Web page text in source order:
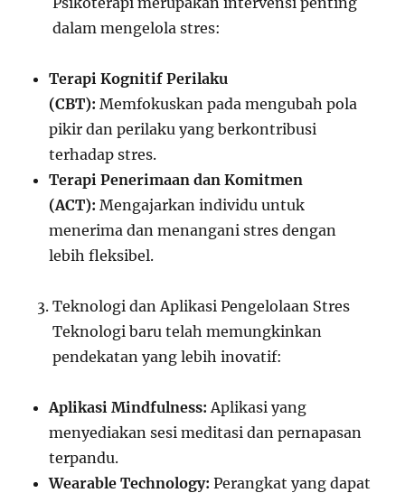
dalam mengelola stres:
Terapi Kognitif Perilaku
(CBT): Memfokuskan pada mengubah pola
pikir dan perilaku yang berkontribusi
terhadap stres.
Terapi Penerimaan dan Komitmen
(ACT): Mengajarkan individu untuk
menerima dan menangani stres dengan
lebih fleksibel.
Teknologi dan Aplikasi Pengelolaan Stres
Teknologi baru telah memungkinkan
pendekatan yang lebih inovatif:
Aplikasi Mindfulness: Aplikasi yang
menyediakan sesi meditasi dan pernapasan
terpandu.
Wearable Technology: Perangkat yang dapat